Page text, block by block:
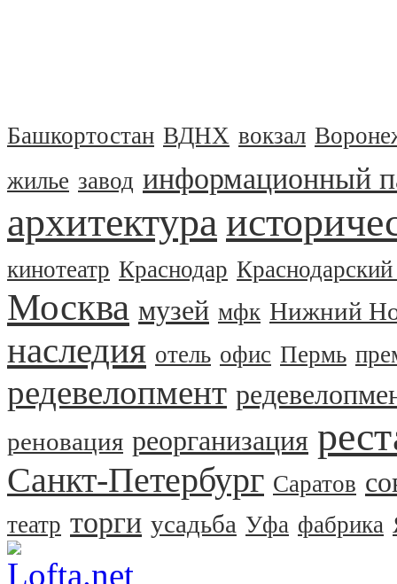
Башкортостан ВДНХ вокзал
жилье завод информационный
архитектура
кинотеатр Краснодар
Москва музей мфк Нижний
наследия отель офис Пермь
редевелопмент
реновация реорганизация
Санкт-Петербург Саратов
театр торги усадьба Уфа фабрика